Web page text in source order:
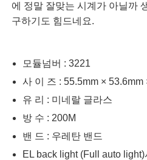
에 정말 잘맞는 시계가 아닐까
구하기도 힘드네요.
모듈넘버 : 3221
사 이 즈 : 55.5mm × 53.6mm
유 리 : 미네랄 글라스
방 수 : 200M
밴 드 : 우레탄 밴드
EL back light (Full auto